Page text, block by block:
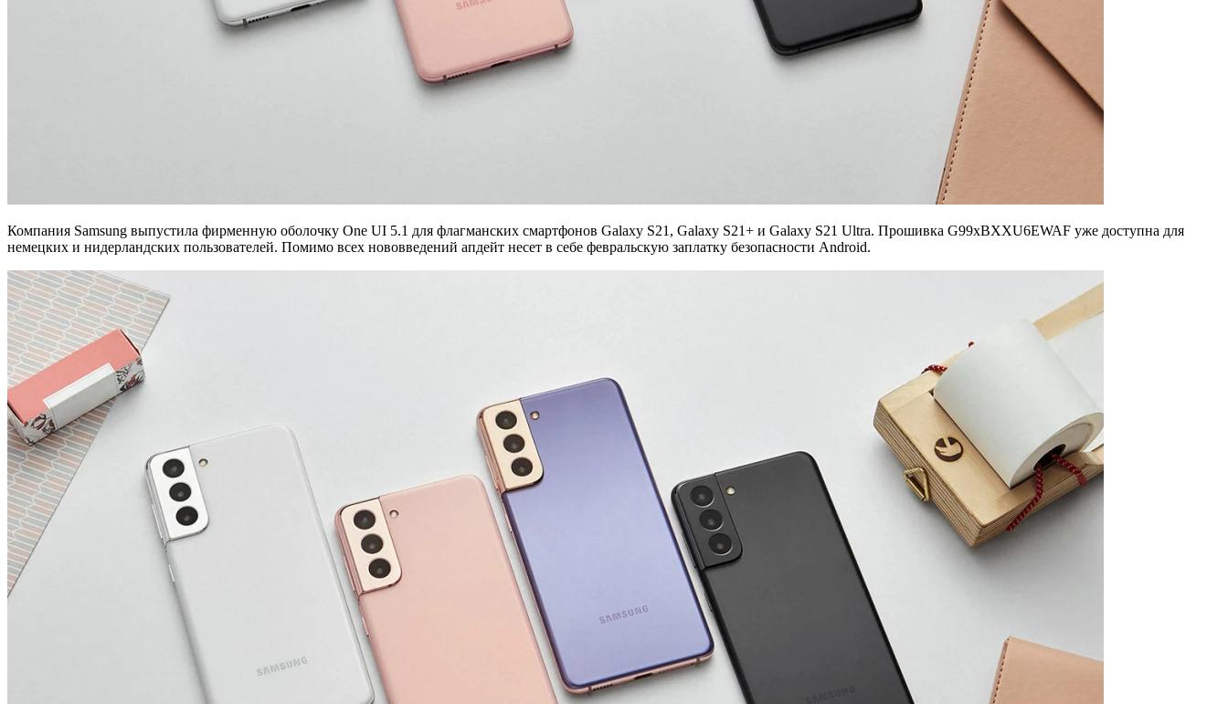
Компания Samsung выпустила фирменную оболочку One UI 5.1 для флагманских смартфонов Galaxy S21, Galaxy S21+ и Galaxy S21 Ultra. Прошивка G99xBXXU6EWAF уже доступна для
немецких и нидерландских пользователей. Помимо всех нововведений апдейт несет в себе февральскую заплатку безопасности Android.